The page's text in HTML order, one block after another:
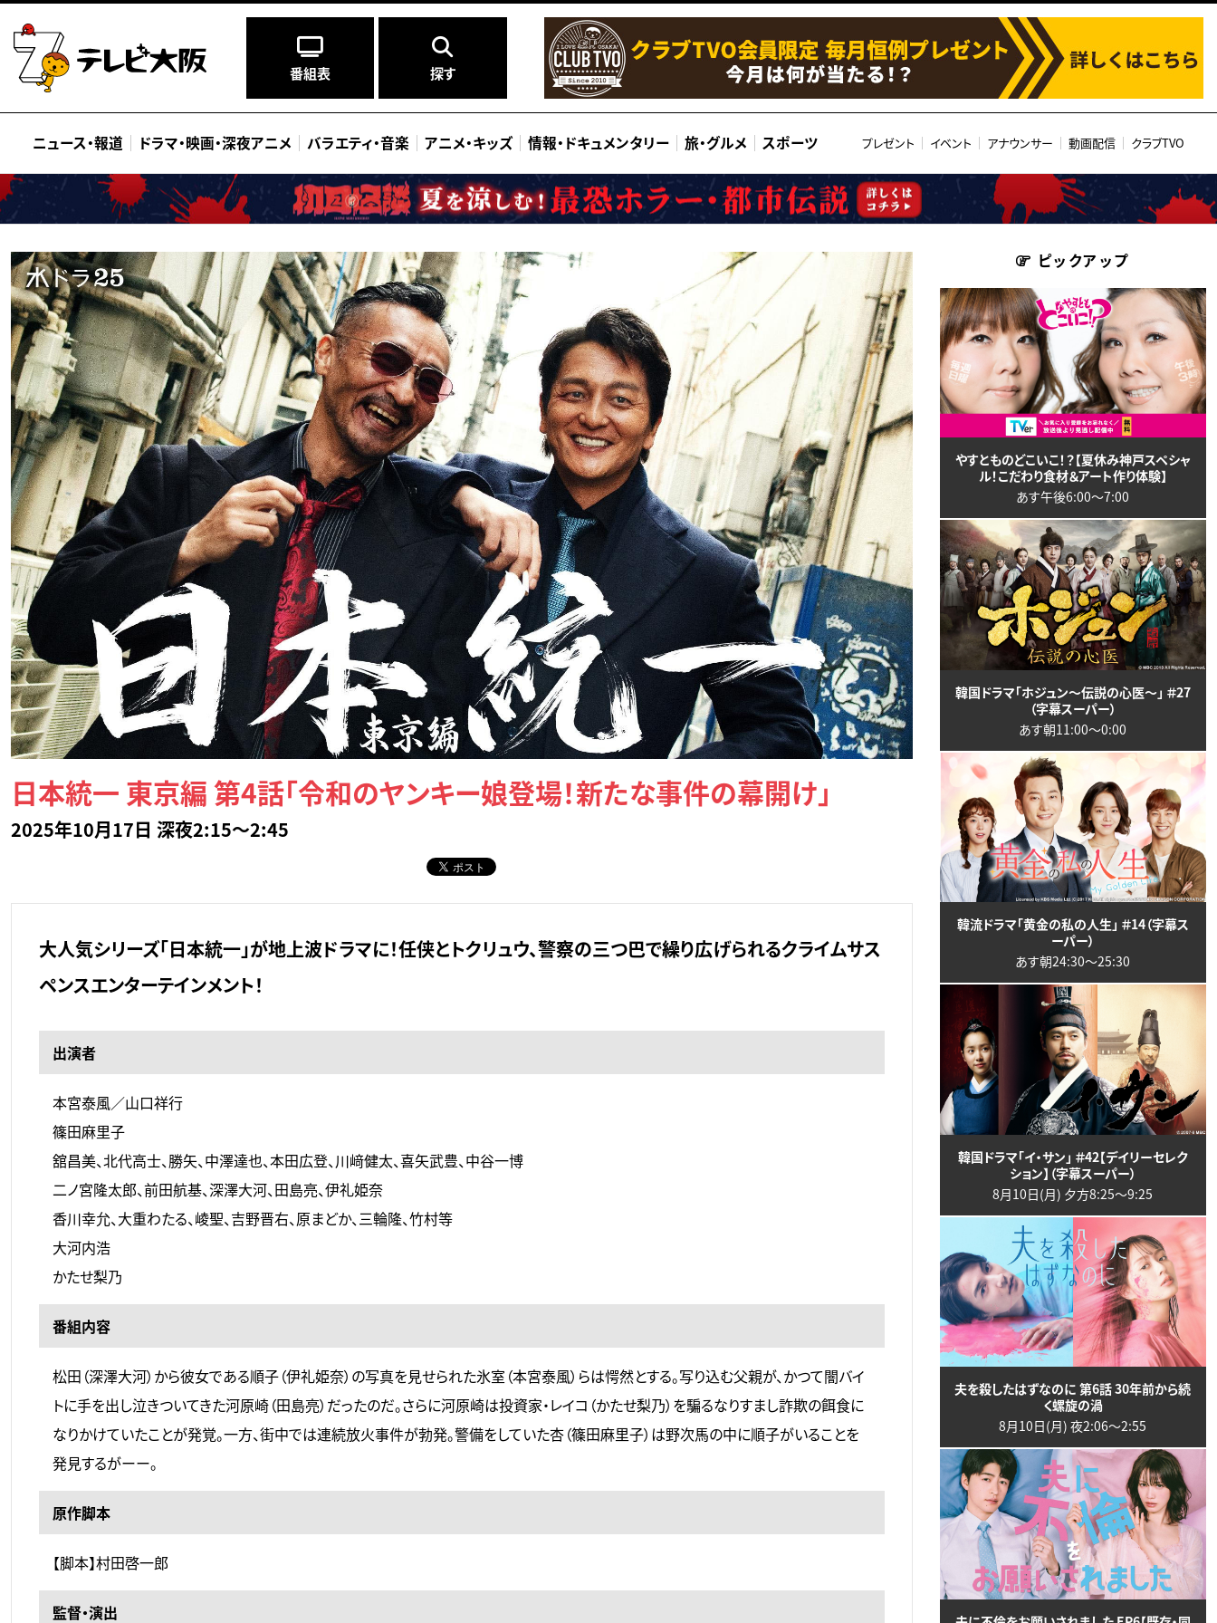
番組表 探す
ニュース・報道 ドラマ・映画・深夜アニメ バラエティ・音楽 アニメ・キッズ 情報・ ドキュメンタリー 旅・グルメ スポーツ プレゼント イベント アナウンサー 動画配信 クラブTVO
日本統一 東京編 第4話「令和のヤンキー娘登場！新たな事件の幕開け」
2025年10月17日 深夜2:15～2:45
大人気シリーズ「日本統一」が地上波ドラマに！任侠とトクリュウ、警察の三つ巴で繰り広げられるクライムサス
ペンスエンターテインメント！
出演者
本宮泰風／山口祥行
篠田麻里子
舘昌美、北代高士、勝矢、中澤達也、本田広登、川﨑健太、喜矢武豊、中谷一博
二ノ宮隆太郎、前田航基、深澤大河、田島亮、伊礼姫奈
香川幸允、大重わたる、崚聖、吉野晋右、原まどか、三輪隆、竹村等
大河内浩
かたせ梨乃
番組内容
松田（深澤大河）から彼女である順子（伊礼姫奈）の写真を見せられた氷室（本宮泰風）らは愕然とする。写り込む父親が、かつて闇バイ
トに手を出し泣きついてきた河原崎（田島亮）だったのだ。さらに河原崎は投資家・レイコ（かたせ梨乃）を騙るなりすまし詐欺の餌食に
なりかけていたことが発覚。一方、街中では連続放火事件が勃発。警備をしていた杏（篠田麻里子）は野次馬の中に順子がいることを
発見するがーー。
原作脚本
【脚本】村田啓一郎
監督・演出
ピックアップ
やすとものどこいこ！？【夏休み神戸スペシャ
ル！こだわり食材＆アート作り体験】
あす午後6:00〜7:00
韓国ドラマ「ホジュン～伝説の心医～」 ＃27
（字幕スーパー）
あす朝11:00〜0:00
韓流ドラマ「黄金の私の人生」 ＃14（字幕ス
ーパー）
あす朝24:30〜25:30
韓国ドラマ「イ・サン」 ＃42【デイリーセレク
ション】（字幕スーパー）
8月10日(月) 夕方8:25〜9:25
夫を殺したはずなのに 第6話 30年前から続
く螺旋の渦
8月10日(月) 夜2:06〜2:55